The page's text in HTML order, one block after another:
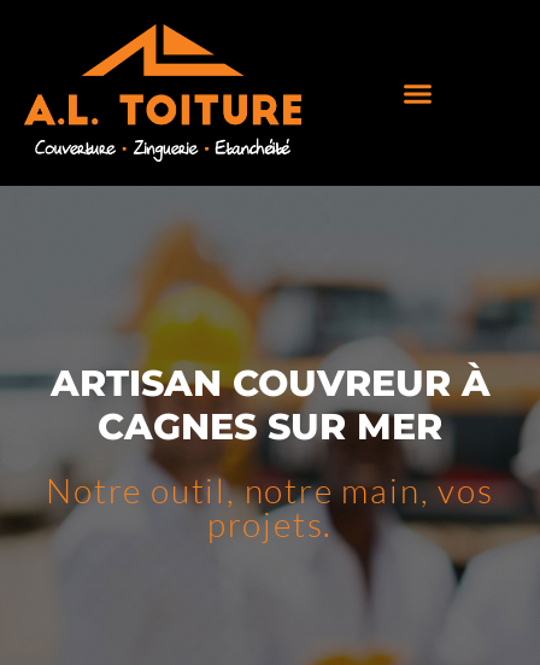
ARTISAN COUVREUR À
CAGNES SUR MER
Notre outil, notre main, vos
projets.